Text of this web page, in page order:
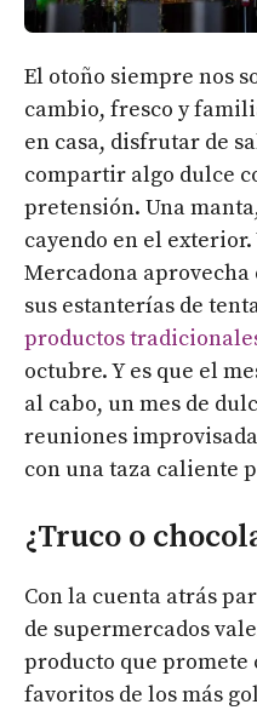
El otoño siempre nos
cambio, fresco y
en casa, disfrutar de
compartir algo dulce
pretensión. Una
cayendo en el exterior.
Mercadona
sus estanterías de
productos
octubre. Y es que el
al cabo, un mes de
reuniones
con una taza caliente
¿Truco o
Con la cuenta atrás
de supermercados
producto que promete
favoritos de los más